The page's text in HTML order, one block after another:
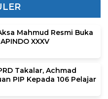
Mahmud Resmi Buka
XXXV
Takalar, Achmad
PIP Kepada 106 Pelajar